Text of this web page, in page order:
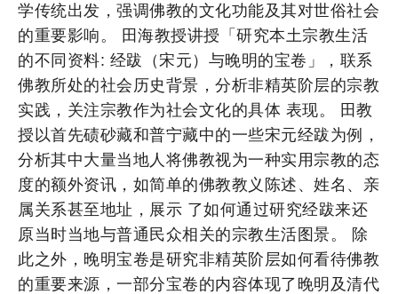
学传统出发，强调佛教的文化功能及其对世俗社会
的重要影响。 田海教授讲授「研究本土宗教生活
的不同资料: 经跋（宋元）与晚明的宝卷」，联系
佛教所处的社会历史背景，分析非精英阶层的宗教
实践，关注宗教作为社会文化的具体 表现。 田教
授以首先碛砂藏和普宁藏中的一些宋元经跋为例，
分析其中大量当地人将佛教视为一种实用宗教的态
度的额外资讯，如简单的佛教教义陈述、姓名、亲
属关系甚至地址，展示 了如何通过研究经跋来还
原当时当地与普通民众相关的宗教生活图景。 除
此之外，晚明宝卷是研究非精英阶层如何看待佛教
的重要来源，一部分宝卷的内容体现了晚明及清代